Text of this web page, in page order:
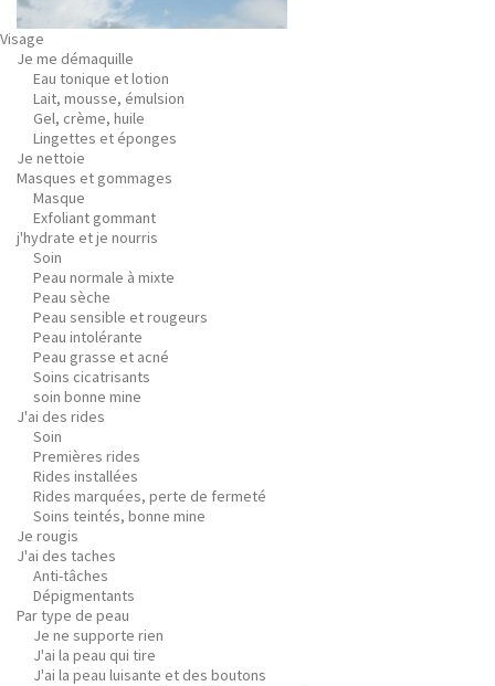
Visage
Je me démaquille
Eau tonique et lotion
Lait, mousse, émulsion
Gel, crème, huile
Lingettes et éponges
Je nettoie
Masques et gommages
Masque
Exfoliant gommant
j'hydrate et je nourris
Soin
Peau normale à mixte
Peau sèche
Peau sensible et rougeurs
Peau intolérante
Peau grasse et acné
Soins cicatrisants
soin bonne mine
J'ai des rides
Soin
Premières rides
Rides installées
Rides marquées, perte de fermeté
Soins teintés, bonne mine
Je rougis
J'ai des taches
Anti-tâches
Dépigmentants
Par type de peau
Je ne supporte rien
J'ai la peau qui tire
J'ai la peau luisante et des boutons